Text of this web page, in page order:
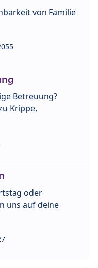
von Familie
Betreuung?
Krippe,
oder
uns auf deine